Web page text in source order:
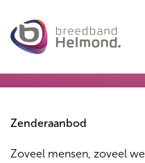
Skip to main content
Zenderaanbod
Zoveel mensen, zoveel